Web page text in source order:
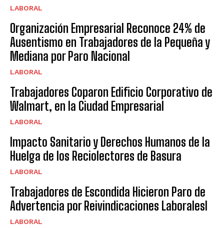
LABORAL
Organización Empresarial Reconoce 24% de
Ausentismo en Trabajadores de la Pequeña y
Mediana por Paro Nacional
LABORAL
Trabajadores Coparon Edificio Corporativo de
Walmart, en la Ciudad Empresarial
LABORAL
Impacto Sanitario y Derechos Humanos de la
Huelga de los Reciolectores de Basura
LABORAL
Trabajadores de Escondida Hicieron Paro de
Advertencia por Reivindicaciones Laboralesl
LABORAL